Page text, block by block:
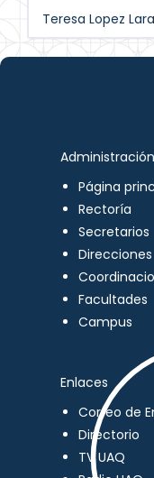
Teresa Lopez Lara
Página
Rectoría
Secretarios
Direcciones
Facultades
Campus
Enlaces
Correo de
Directorio
TV UAQ